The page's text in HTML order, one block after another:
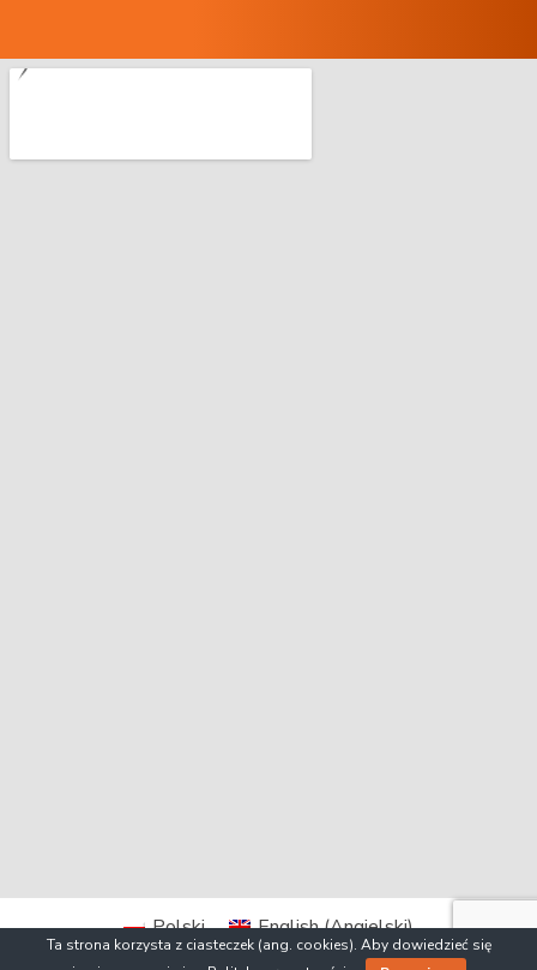
Ta strona korzysta z ciasteczek (ang. cookies). Aby dowiedzieć się
Polski English(Angielski)